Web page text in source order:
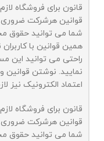
قانون برای فروشگاه
قوانین هرشرکت ضروری
شما می توانید حقوق
همین قوانین با
راحتی می توانید این
نمایید. نوشتن قوانین
اعتماد الکترونیک نیز
قانون برای فروشگاه
قوانین هرشرکت ضروری
شما می توانید حقوق